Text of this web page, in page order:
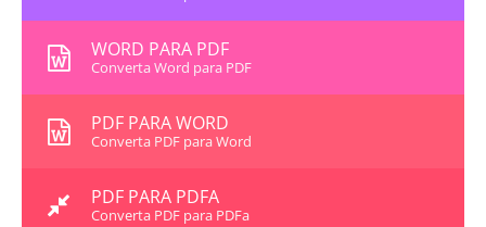
WORD PARA PDF
Converta Word para PDF
PDF PARA WORD
Converta PDF para Word
PDF PARA PDFA
Converta PDF para PDFa